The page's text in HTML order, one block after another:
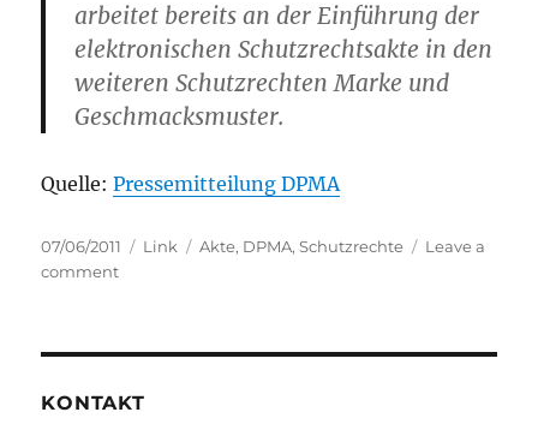
arbeitet bereits an der Einführung der
elektronischen Schutzrechtsakte in den
weiteren Schutzrechten Marke und
Geschmacksmuster.
Quelle:Pressemitteilung DPMA
Posted
on
07/06/2011 Categories
Link Tags
Akte, DPMA,Schutzrechte
Leave a
commenton
Zeitalter:
KONTAKT